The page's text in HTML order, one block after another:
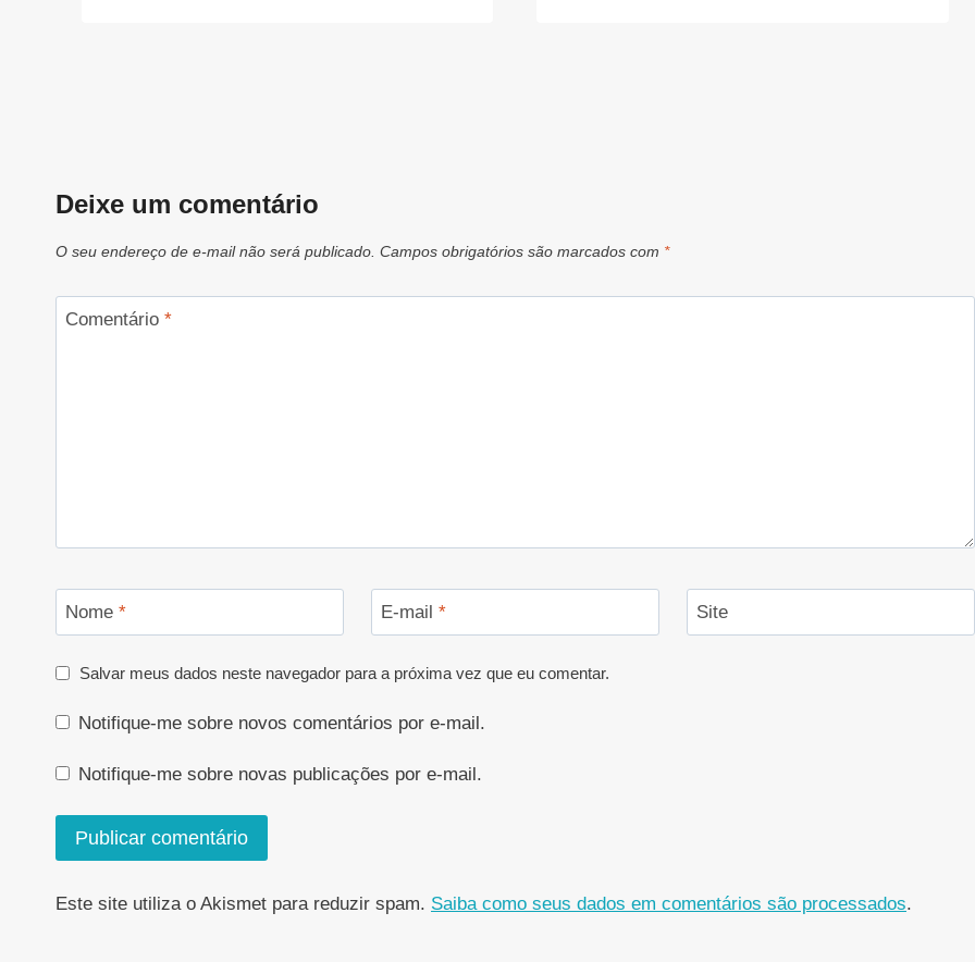
Deixe um comentário
O seu endereço de e-mail não será publicado. Campos obrigatórios são marcados com *
Comentário *
Nome * E-mail * Site
Salvar meus dados neste navegador para a próxima vez que eu comentar.
Notifique-me sobre novos comentários por e-mail.
Notifique-me sobre novas publicações por e-mail.
Este site utiliza o Akismet para reduzir spam. Saiba como seus dados em comentários são processados.